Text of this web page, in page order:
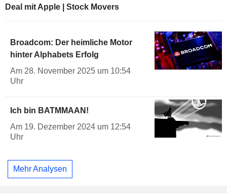
Deal mit Apple | Stock Movers
Broadcom: Der heimliche Motor
hinter Alphabets Erfolg
Am 28. November 2025 um 10:54
Uhr
Ich bin BATMMAAN!
Am 19. Dezember 2024 um 12:54
Uhr
Mehr Analysen